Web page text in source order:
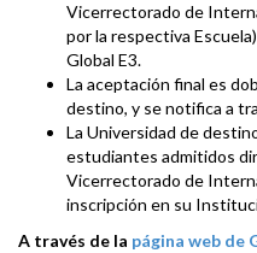
Vicerrectorado de
por la respectiva
Global E3.
La aceptación final es
destino, y se notifica a
La Universidad de
estudiantes admitidos
Vicerrectorado de
inscripción en su
A través de la página web de